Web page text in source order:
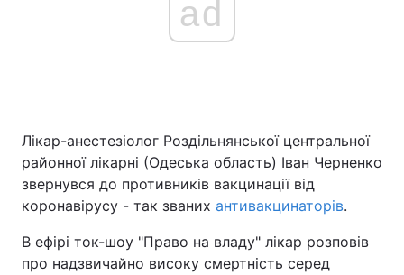
ad
Лікар-анестезіолог Роздільнянської центральної
районної лікарні (Одеська область) Іван Черненко
звернувся до противників вакцинації від
коронавірусу - так званих антивакцинаторів.
В ефірі ток-шоу "Право на владу" лікар розповів
про надзвичайно високу смертність серед